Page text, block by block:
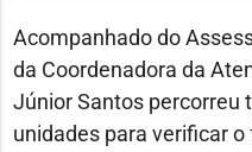
Acompanhado do
da Coordenadora da
Júnior Santos percorreu
unidades para verificar